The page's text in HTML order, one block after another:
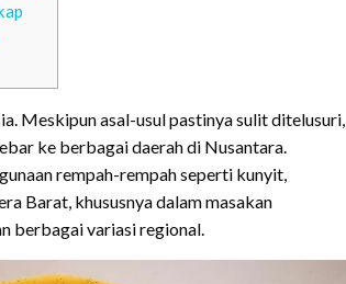
Meskipun asal-usul pastinya sulit ditelusuri,
ke berbagai daerah di Nusantara.
rempah-rempah seperti kunyit,
Barat, khususnya dalam masakan
berbagai variasi regional.